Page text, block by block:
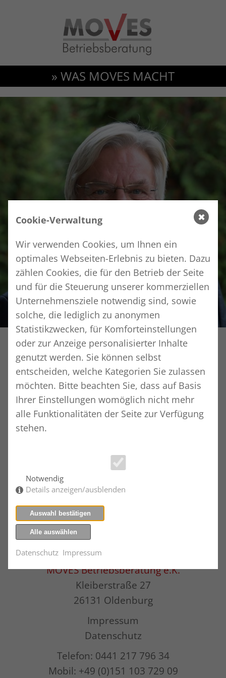
» WAS MOVES MACHT
Wilfried Schönfeld
Mitgliedschaften
Coach und Berater sowie zugelassener
Berater beim
BAFA für Schulungsveranstaltungen und
www.beratungsfoerderung.info
MOVES Betriebsberatung e.K.
Kleiberstraße 27
26131 Oldenburg
Impressum
Datenschutz
Telefon: 0441 217 796 34
Mobil: +49 (0)151 103 729 09
Cookie-Verwaltung
Wir verwenden Cookies, um Ihnen ein
optimales Webseiten-Erlebnis zu bieten. Dazu
zählen Cookies, die für den Betrieb der Seite
und für die Steuerung unserer kommerziellen
Unternehmensziele notwendig sind, sowie
solche, die lediglich zu anonymen
Statistikzwecken, für Komforteinstellungen
oder zur Anzeige personalisierter Inhalte
genutzt werden. Sie können selbst
entscheiden, welche Kategorien Sie zulassen
möchten. Bitte beachten Sie, dass auf Basis
Ihrer Einstellungen womöglich nicht mehr
alle Funktionalitäten der Seite zur Verfügung
stehen.
Notwendig
Details anzeigen/ausblenden
Auswahl bestätigen
Alle auswählen
Datenschutz Impressum
✖